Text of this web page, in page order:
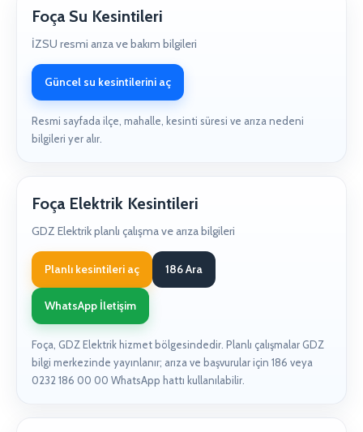
Foça Su Kesintileri
İZSU resmi arıza ve bakım bilgileri
Güncel su kesintilerini aç
Resmi sayfada ilçe, mahalle, kesinti süresi ve arıza nedeni
bilgileri yer alır.
Foça Elektrik Kesintileri
GDZ Elektrik planlı çalışma ve arıza bilgileri
Planlı kesintileri aç 186 Ara
WhatsApp İletişim
Foça, GDZ Elektrik hizmet bölgesindedir. Planlı çalışmalar GDZ
bilgi merkezinde yayınlanır; arıza ve başvurular için 186 veya
0232 186 00 00 WhatsApp hattı kullanılabilir.